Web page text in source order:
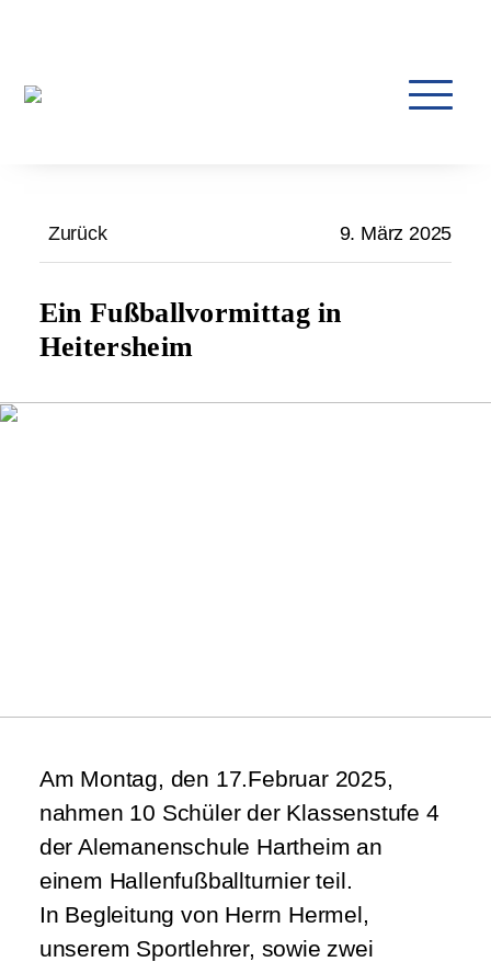
Zurück 9. März 2025
Ein Fußballvormittag in
Heitersheim
Am Montag, den 17.Februar 2025,
nahmen 10 Schüler der Klassenstufe 4
der Alemanenschule Hartheim an
einem Hallenfußballturnier teil.
In Begleitung von Herrn Hermel,
unserem Sportlehrer, sowie zwei